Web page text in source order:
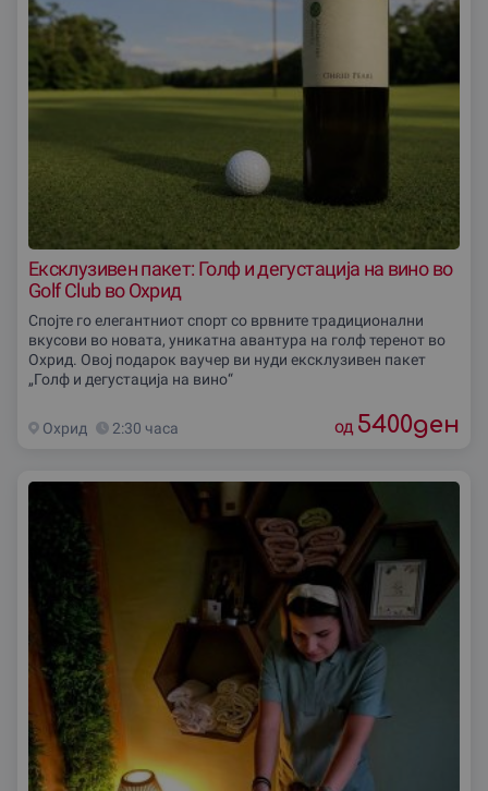
Ексклузивен пакет: Голф и дегустација на вино во
Golf Club во Охрид
Спојте го елегантниот спорт со врвните традиционални
вкусови во новата, уникатна авантура на голф теренот во
Охрид. Овој подарок ваучер ви нуди ексклузивен пакет
„Голф и дегустација на вино“
Охрид 2:30 часа од 5400ден